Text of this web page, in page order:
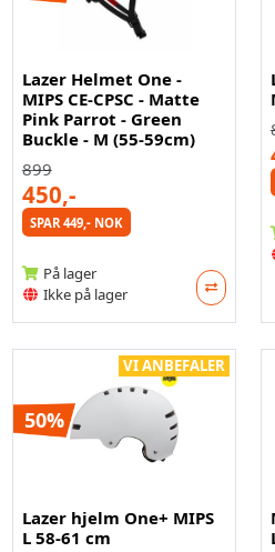
Lazer Helmet One -
MIPS CE-CPSC - Matte
Pink Parrot - Green
Buckle - M (55-59cm)
899
450,-
SPAR 449,- NOK
På lager
Ikke på lager
VI ANBEFALER
50%
Lazer hjelm One+ MIPS
L 58-61 cm